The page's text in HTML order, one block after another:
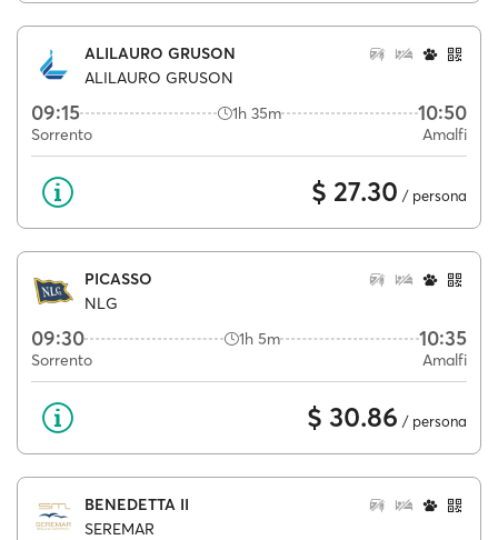
ALILAURO GRUSON
ALILAURO GRUSON
09:15 1h 35m 10:50
Sorrento Amalfi
$ 27.30 / persona
PICASSO
NLG
09:30 1h 5m 10:35
Sorrento Amalfi
$ 30.86 / persona
BENEDETTA II
SEREMAR